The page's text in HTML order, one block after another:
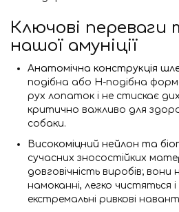
Ключові переваги
нашої амуніції
Анатомічна конструкція
подібна або H-подібна
рух лопаток і не стискає
критично важливо для
собаки.
Високоміцний нейлон та
сучасних зносостійких
довговічність виробів;
намоканні, легко чистяться
екстремальні ривкові